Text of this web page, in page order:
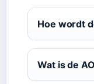
Hoe wordt
Wat is de